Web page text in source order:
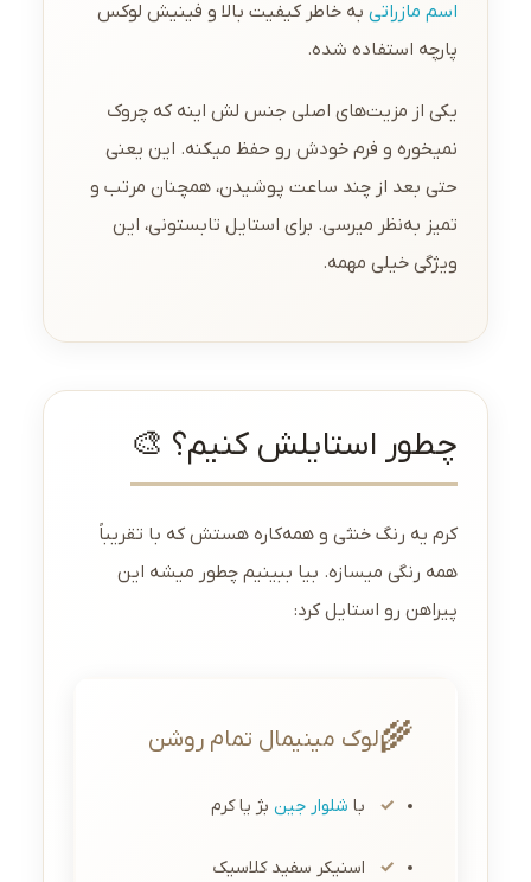
اسم مازراتی به خاطر کیفیت بالا و فینیش لوکس
پارچه استفاده شده.
یکی از مزیت‌های اصلی جنس لش اینه که چروک
نمیخوره و فرم خودش رو حفظ میکنه. این یعنی
حتی بعد از چند ساعت پوشیدن، همچنان مرتب و
تمیز به‌نظر میرسی. برای استایل تابستونی، این
ویژگی خیلی مهمه.
چطور استایلش کنیم؟ 🎨
کرم یه رنگ خنثی و همه‌کاره هستش که با تقریباً
همه رنگی میسازه. بیا ببینیم چطور میشه این
پیراهن رو استایل کرد:
🌾لوک مینیمال تمام روشن
با شلوار جین بژ یا کرم
اسنیکر سفید کلاسیک